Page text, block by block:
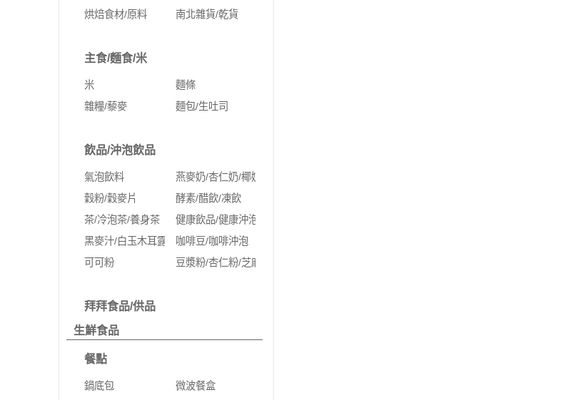
烘焙食材/原料
南北雜貨/乾貨
主食/麵食/米
米
麵條
雜糧/藜麥
麵包/生吐司
飲品/沖泡飲品
氣泡飲料
燕麥奶/杏仁奶/椰奶
穀粉/穀麥片
酵素/醋飲/凍飲
茶/冷泡茶/養身茶
健康飲品/健康沖泡
黑麥汁/白玉木耳露
咖啡豆/咖啡沖泡
可可粉
豆漿粉/杏仁粉/芝麻粉/蛋白粉
拜拜食品/供品
生鮮食品
餐點
鍋底包
微波餐盒